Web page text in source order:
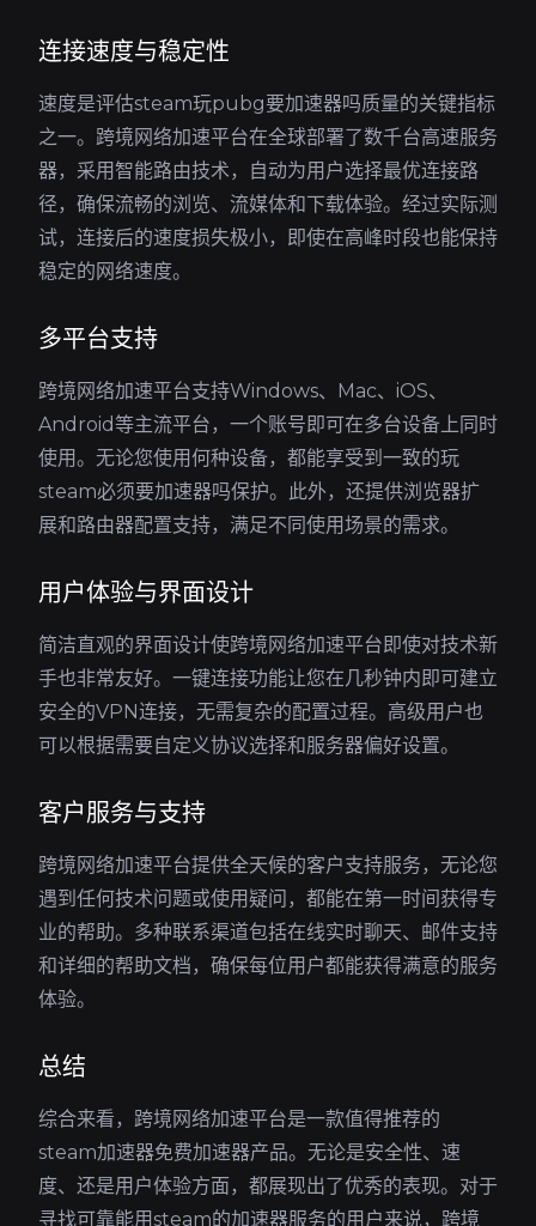
连接速度与稳定性
速度是评估steam玩pubg要加速器吗质量的关键指标
之一。跨境网络加速平台在全球部署了数千台高速服务
器，采用智能路由技术，自动为用户选择最优连接路
径，确保流畅的浏览、流媒体和下载体验。经过实际测
试，连接后的速度损失极小，即使在高峰时段也能保持
稳定的网络速度。
多平台支持
跨境网络加速平台支持Windows、Mac、iOS、
Android等主流平台，一个账号即可在多台设备上同时
使用。无论您使用何种设备，都能享受到一致的玩
steam必须要加速器吗保护。此外，还提供浏览器扩
展和路由器配置支持，满足不同使用场景的需求。
用户体验与界面设计
简洁直观的界面设计使跨境网络加速平台即使对技术新
手也非常友好。一键连接功能让您在几秒钟内即可建立
安全的VPN连接，无需复杂的配置过程。高级用户也
可以根据需要自定义协议选择和服务器偏好设置。
客户服务与支持
跨境网络加速平台提供全天候的客户支持服务，无论您
遇到任何技术问题或使用疑问，都能在第一时间获得专
业的帮助。多种联系渠道包括在线实时聊天、邮件支持
和详细的帮助文档，确保每位用户都能获得满意的服务
体验。
总结
综合来看，跨境网络加速平台是一款值得推荐的
steam加速器免费加速器产品。无论是安全性、速
度、还是用户体验方面，都展现出了优秀的表现。对于
寻找可靠能用steam的加速器服务的用户来说，跨境